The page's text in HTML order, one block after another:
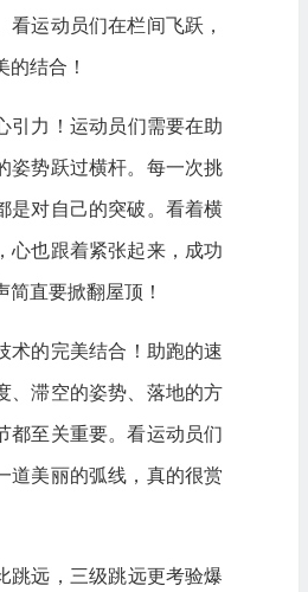
看运动员们在栏间飞跃，
的结合！
引力！运动员们需要在助
姿势跃过横杆。每一次挑
是对自己的突破。看着横
心也跟着紧张起来，成功
简直要掀翻屋顶！
术的完美结合！助跑的速
、滞空的姿势、落地的方
都至关重要。看运动员们
道美丽的弧线，真的很赏
跳远，三级跳远更考验爆